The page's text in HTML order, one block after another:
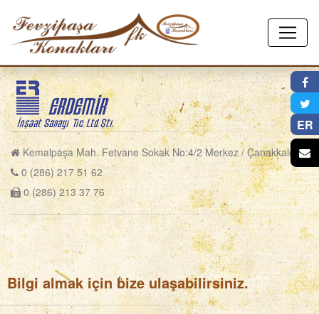
Kemalpaşa Mah. Fetvane Sokak No:4/2 Merkez / Çanakkale
0 (286) 217 51 62
0 (286) 213 37 76
Bilgi almak için bize ulaşabilirsiniz.
×
ER